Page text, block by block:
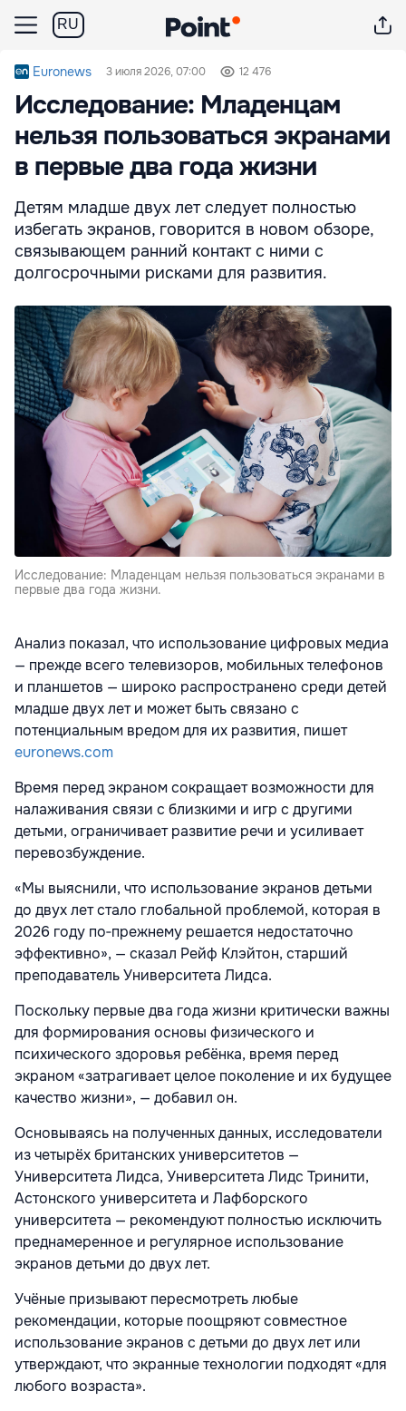
RU
Euronews 3 июля 2026, 07:00 12 476
Исследование: Младенцам
нельзя пользоваться экранами
в первые два года жизни
Детям младше двух лет следует полностью
избегать экранов, говорится в новом обзоре,
связывающем ранний контакт с ними с
долгосрочными рисками для развития.
Исследование: Младенцам нельзя пользоваться экранами в
первые два года жизни.
Анализ показал, что использование цифровых медиа
— прежде всего телевизоров, мобильных телефонов
и планшетов — широко распространено среди детей
младше двух лет и может быть связано с
потенциальным вредом для их развития, пишет
euronews.com
Время перед экраном сокращает возможности для
налаживания связи с близкими и игр с другими
детьми, ограничивает развитие речи и усиливает
перевозбуждение.
«Мы выяснили, что использование экранов детьми
до двух лет стало глобальной проблемой, которая в
2026 году по‑прежнему решается недостаточно
эффективно», — сказал Рейф Клэйтон, старший
преподаватель Университета Лидса.
Поскольку первые два года жизни критически важны
для формирования основы физического и
психического здоровья ребёнка, время перед
экраном «затрагивает целое поколение и их будущее
качество жизни», — добавил он.
Основываясь на полученных данных, исследователи
из четырёх британских университетов —
Университета Лидса, Университета Лидс Тринити,
Астонского университета и Лафборского
университета — рекомендуют полностью исключить
преднамеренное и регулярное использование
экранов детьми до двух лет.
Учёные призывают пересмотреть любые
рекомендации, которые поощряют совместное
использование экранов с детьми до двух лет или
утверждают, что экранные технологии подходят «для
любого возраста».